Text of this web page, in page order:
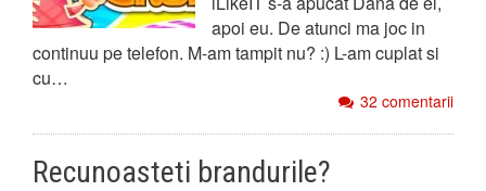
apoi eu. De atunci ma joc in
continuu pe telefon. M-am tampit nu? :) L-am cuplat si
cu…
32 comentarii
Recunoasteti brandurile?